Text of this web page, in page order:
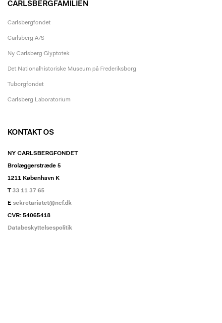
CARLSBERGFAMILIEN
Carlsbergfondet
Carlsberg A/S
Ny Carlsberg Glyptotek
Det Nationalhistoriske Museum på Frederiksborg
Tuborgfondet
Carlsberg Laboratorium
KONTAKT OS
NY CARLSBERGFONDET
Brolæggerstræde 5
1211 København K
T33 11 37 65
E sekretariatet@ncf.dk
CVR: 54065418
Databeskyttelsespolitik